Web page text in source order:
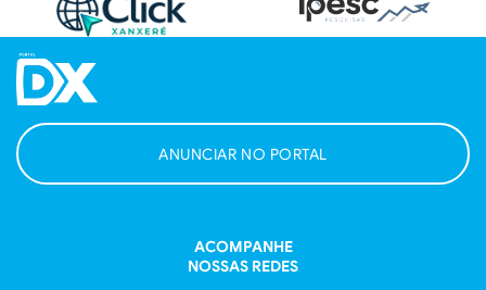
ANUNCIAR NO PORTAL
ACOMPANHE
NOSSAS REDES